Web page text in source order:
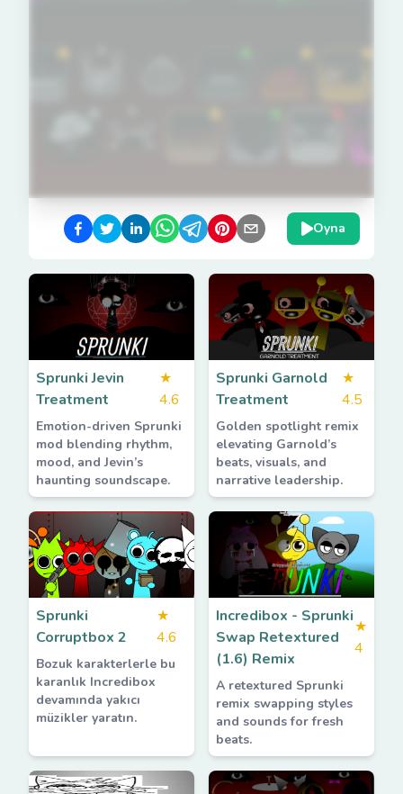
Oyna
Sprunki Jevin
Treatment
★
4.6
Emotion-driven Sprunki
mod blending rhythm,
mood, and Jevin’s
haunting soundscape.
Sprunki Garnold
Treatment
★
4.5
Golden spotlight remix
elevating Garnold’s
beats, visuals, and
narrative leadership.
Sprunki
Corruptbox 2
★
4.6
Bozuk karakterlerle bu
karanlık Incredibox
devamında yakıcı
müzikler yaratın.
Incredibox - Sprunki
Swap Retextured
(1.6) Remix
★
4
A retextured Sprunki
remix swapping styles
and sounds for fresh
beats.